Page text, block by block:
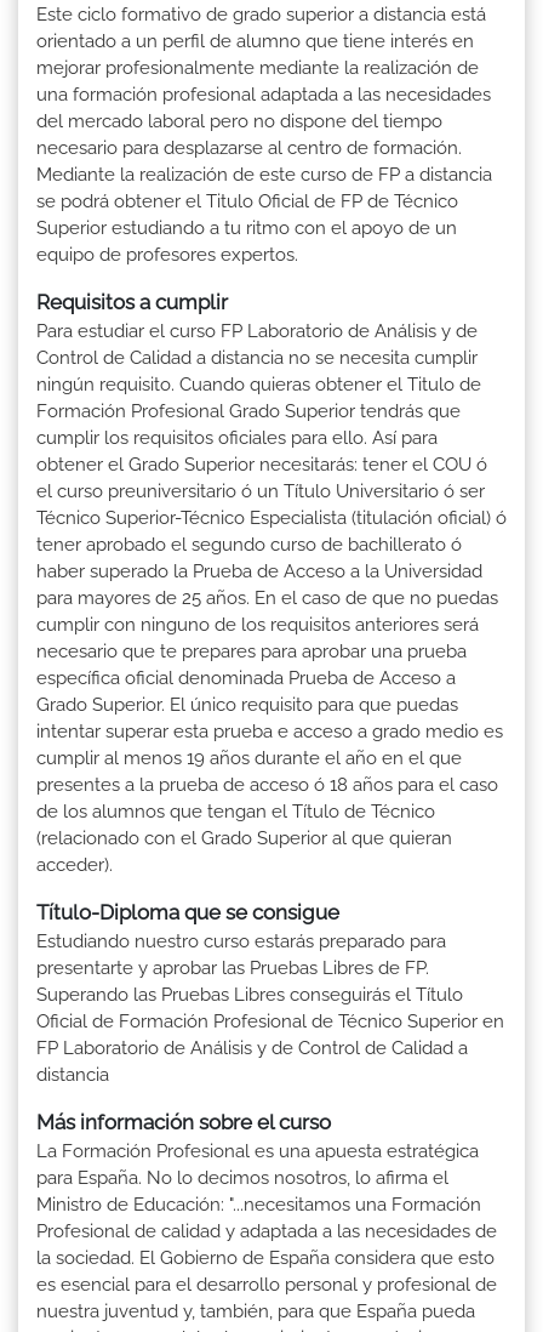
Este ciclo formativo de grado superior a distancia está
orientado a un perfil de alumno que tiene interés en
mejorar profesionalmente mediante la realización de
una formación profesional adaptada a las necesidades
del mercado laboral pero no dispone del tiempo
necesario para desplazarse al centro de formación.
Mediante la realización de este curso de FP a distancia
se podrá obtener el Titulo Oficial de FP de Técnico
Superior estudiando a tu ritmo con el apoyo de un
equipo de profesores expertos.
Requisitos a cumplir
Para estudiar el curso FP Laboratorio de Análisis y de
Control de Calidad a distancia no se necesita cumplir
ningún requisito. Cuando quieras obtener el Titulo de
Formación Profesional Grado Superior tendrás que
cumplir los requisitos oficiales para ello. Así para
obtener el Grado Superior necesitarás: tener el COU ó
el curso preuniversitario ó un Título Universitario ó ser
Técnico Superior-Técnico Especialista (titulación oficial) ó
tener aprobado el segundo curso de bachillerato ó
haber superado la Prueba de Acceso a la Universidad
para mayores de 25 años. En el caso de que no puedas
cumplir con ninguno de los requisitos anteriores será
necesario que te prepares para aprobar una prueba
específica oficial denominada Prueba de Acceso a
Grado Superior. El único requisito para que puedas
intentar superar esta prueba e acceso a grado medio es
cumplir al menos 19 años durante el año en el que
presentes a la prueba de acceso ó 18 años para el caso
de los alumnos que tengan el Título de Técnico
(relacionado con el Grado Superior al que quieran
acceder).
Título-Diploma que se consigue
Estudiando nuestro curso estarás preparado para
presentarte y aprobar las Pruebas Libres de FP.
Superando las Pruebas Libres conseguirás el Título
Oficial de Formación Profesional de Técnico Superior en
FP Laboratorio de Análisis y de Control de Calidad a
distancia
Más información sobre el curso
La Formación Profesional es una apuesta estratégica
para España. No lo decimos nosotros, lo afirma el
Ministro de Educación: "...necesitamos una Formación
Profesional de calidad y adaptada a las necesidades de
la sociedad. El Gobierno de España considera que esto
es esencial para el desarrollo personal y profesional de
nuestra juventud y, también, para que España pueda